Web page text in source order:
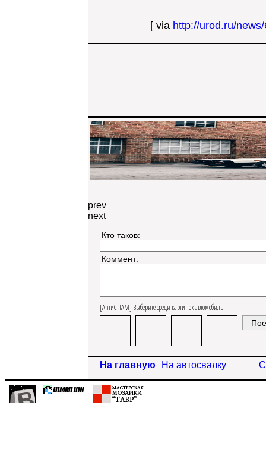
[ via http://urod.ru/
prev
next
Кто таков:
Коммент:
[АнтиСПАМ] Выберите среди картинок автомобиль:
На главную На автосвалку